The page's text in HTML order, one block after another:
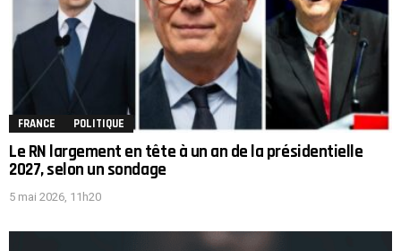
FRANCE POLITIQUE
Le RN largement en tête à un an de la présidentielle
2027, selon un sondage
5 mai 2026, 11h20